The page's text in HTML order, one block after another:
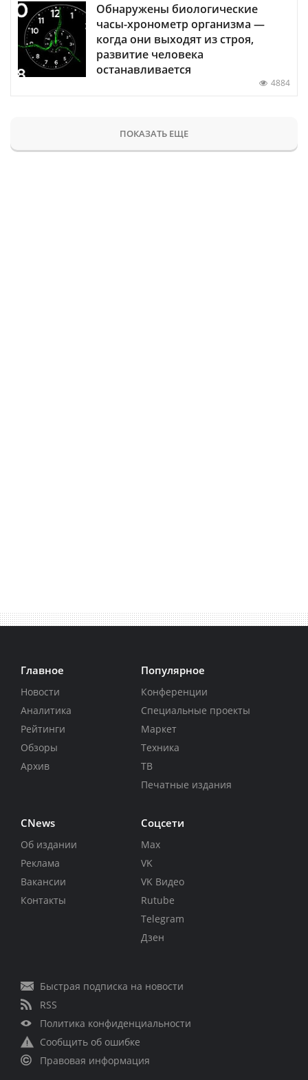
Обнаружены биологические
часы-хронометр организма —
когда они выходят из строя,
развитие человека
останавливается
4884
ПОКАЗАТЬ ЕЩЕ
Главное
Новости
Аналитика
Рейтинги
Обзоры
Архив
Популярное
Конференции
Специальные проекты
Маркет
Техника
ТВ
Печатные издания
CNews
Об издании
Реклама
Вакансии
Контакты
Соцсети
Max
VK
VK Видео
Rutube
Telegram
Дзен
Быстрая подписка на новости
RSS
Политика конфиденциальности
Сообщить об ошибке
Правовая информация